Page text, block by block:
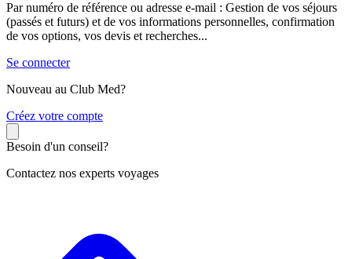
Par numéro de référence ou adresse e-mail : Gestion de vos séjours
(passés et futurs) et de vos informations personnelles, confirmation
de vos options, vos devis et recherches...
Se connecter
Nouveau au Club Med?
Créez votre compte
Besoin d'un conseil?
Contactez nos experts voyages